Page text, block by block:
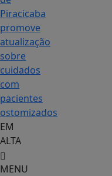
Piracicaba
promove
atualização
sobre
cuidados
com
pacientes
ostomizados
EM
ALTA
MENU